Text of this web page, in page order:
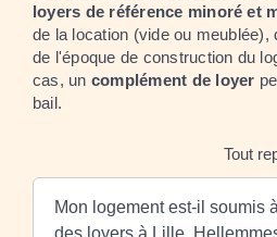
loyers de référence minoré et
de la location (vide ou meublée),
de l'époque de construction du
cas, un complément de loyer
bail.
Tout
Mon logement est-il soumis
des loyers à Lille,